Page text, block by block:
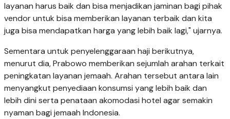
layanan harus baik dan bisa menjadikan jaminan bagi pihak
vendor untuk bisa memberikan layanan terbaik dan kita
juga bisa mendapatkan harga yang lebih baik lagi," ujarnya.
Sementara untuk penyelenggaraan haji berikutnya,
menurut dia, Prabowo memberikan sejumlah arahan terkait
peningkatan layanan jemaah. Arahan tersebut antara lain
menyangkut penyediaan konsumsi yang lebih baik dan
lebih dini serta penataan akomodasi hotel agar semakin
nyaman bagi jemaah Indonesia.